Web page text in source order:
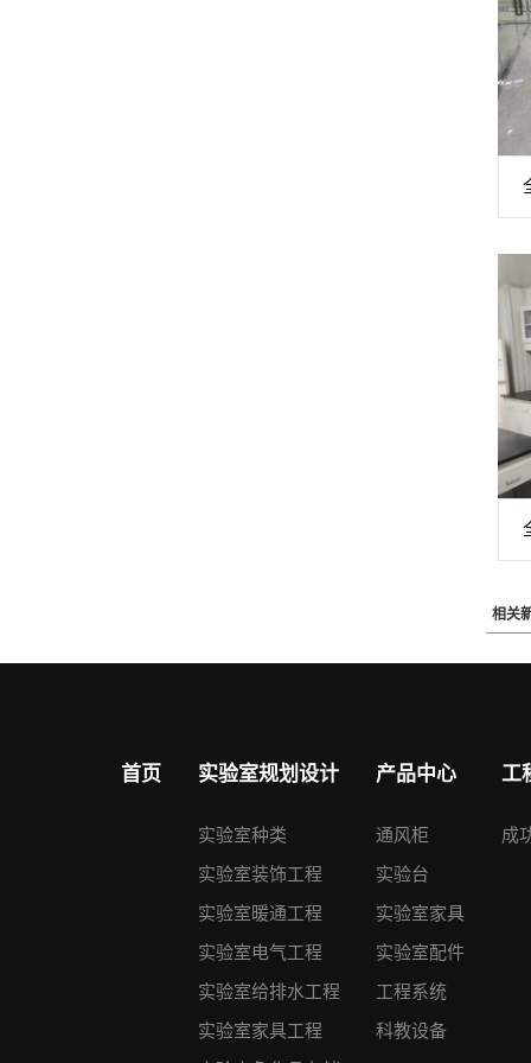
相关
首页 实验室规划设计
实验室种类
实验室装饰工程
实验室暖通工程
实验室电气工程
实验室给排水工程
实验室家具工程
产品中心
通风柜
实验台
实验室家具
实验室配件
工程系统
科教设备
工
成